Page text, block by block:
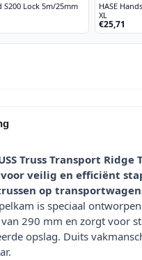
S200 Lock 5m/25mm
HASE
XL
€25,71
Truss Transport Ridge
veilig en efficiënt
op
is speciaal
290 mm en zorgt voor
opslag. Duits